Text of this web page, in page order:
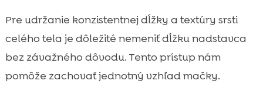
Pre udržanie konzistentnej dĺžky a textúry srsti
celého tela je dôležité nemeniť dĺžku nadstavca
bez závažného dôvodu. Tento prístup nám
pomôže zachovať jednotný vzhľad mačky.